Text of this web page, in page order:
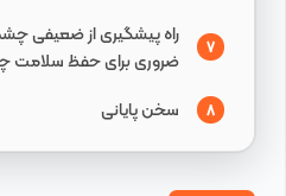
7
راه پیشگیری از ضعیفی
ضروری برای حفظ
8 سخن پایانی